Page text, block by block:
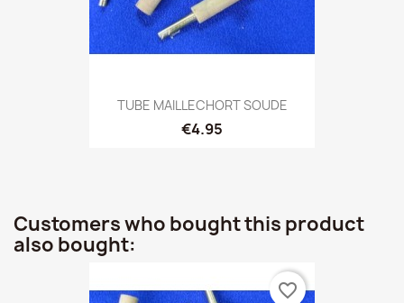
TUBE MAILLECHORT SOUDE
€4.95
Customers who bought this product
also bought:
favorite_border